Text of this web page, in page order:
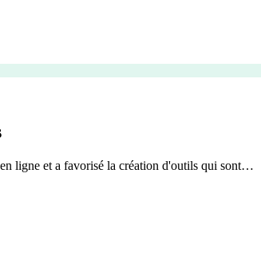
ligne et a favorisé la création d'outils qui sont…